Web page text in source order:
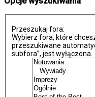
Przeszukaj fora:
Wybierz fora, które
przeszukiwane
subfora”, jest wyłączona.